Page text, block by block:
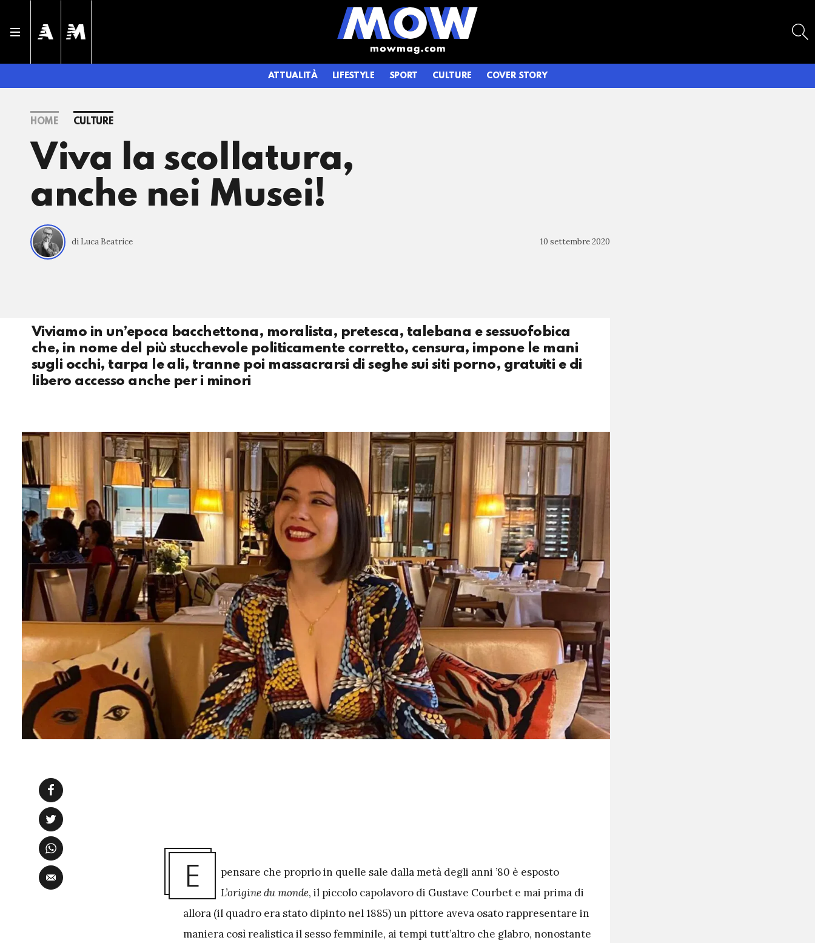
ATTUALITÀ LIFESTYLE SPORT CULTURE COVER STORY
HOME CULTURE
Viva la scollatura,
anche nei Musei!
di Luca Beatrice 10 settembre 2020
Viviamo in un’epoca bacchettona, moralista, pretesca, talebana e sessuofobica
che, in nome del più stucchevole politicamente corretto, censura, impone le mani
sugli occhi, tarpa le ali, tranne poi massacrarsi di seghe sui siti porno, gratuiti e di
libero accesso anche per i minori
E
pensare che proprio in quelle sale dalla metà degli anni ’80 è esposto
L’origine du monde, il piccolo capolavoro di Gustave Courbet e mai prima di
allora (il quadro era stato dipinto nel 1885) un pittore aveva osato rappresentare in
maniera così realistica il sesso femminile, ai tempi tutt’altro che glabro, nonostante